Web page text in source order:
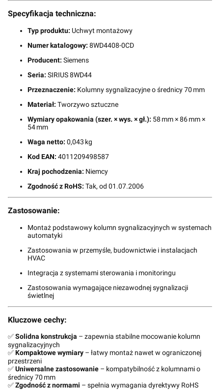
Specyfikacja techniczna:
Typ produktu: Uchwyt montażowy
Numer katalogowy: 8WD4408-0CD
Producent: Siemens
Seria: SIRIUS 8WD44
Przeznaczenie: Kolumny sygnalizacyjne o średnicy 70 mm
Materiał: Tworzywo sztuczne
Wymiary opakowania (szer. × wys. × gł.): 58 mm × 86 mm ×
54 mm
Waga netto: 0,043 kg
Kod EAN: 4011209498587
Kraj pochodzenia: Niemcy
Zgodność z RoHS: Tak, od 01.07.2006
Zastosowanie:
Montaż podstawowy kolumn sygnalizacyjnych w systemach
automatyki
Zastosowania w przemyśle, budownictwie i instalacjach
HVAC
Integracja z systemami sterowania i monitoringu
Zastosowania wymagające niezawodnej sygnalizacji
świetlnej
Kluczowe cechy:
✅Solidna konstrukcja – zapewnia stabilne mocowanie kolumn
sygnalizacyjnych
✅Kompaktowe wymiary – łatwy montaż nawet w ograniczonej
przestrzeni
✅Uniwersalne zastosowanie – kompatybilność z kolumnami o
średnicy 70 mm
✅Zgodność z normami – spełnia wymagania dyrektywy RoHS